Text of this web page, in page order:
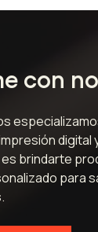
con
brindarte
para